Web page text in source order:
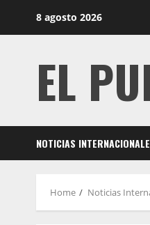
8 agosto 2026
EL
NOTICIAS
Home Noticias